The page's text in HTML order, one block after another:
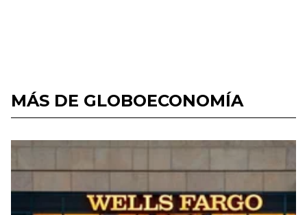
MÁS DE GLOBOECONOMÍA